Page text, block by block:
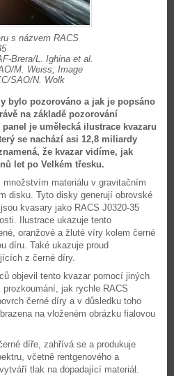
s názvem RACS
Brera/L. Ighina et al.
M. Weiss; Image
SAO/N. Wolk
bylo pozorováno a jak je popsáno
na základě pozorování
je umělecká ilustrace kvazaru
se nachází asi 12,8 miliardy
že kvazar vidíme, jak
let po Velkém třesku.
materiálu v gravitačním
disku. Tyto disky generují obrovské
kvasary jako RACS J0320-35
Ilustrace ukazuje tento
oranžové a žluté víry kolem černé
díru. Také ukazuje proud
z černé díry.
objevil tento kvazar pomocí jiných
jak rychle RACS
černé díry a v důsledku toho
na vloženém obrázku fialovou
díře, zahřívá se a produkuje
včetně rentgenového a
tlak na dopadající materiál.